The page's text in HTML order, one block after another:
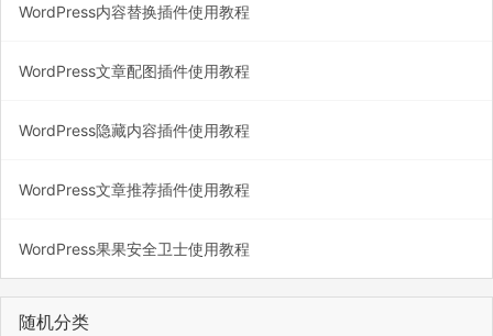
WordPress内容替换插件使用教程
WordPress文章配图插件使用教程
WordPress隐藏内容插件使用教程
WordPress文章推荐插件使用教程
WordPress果果安全卫士使用教程
随机分类